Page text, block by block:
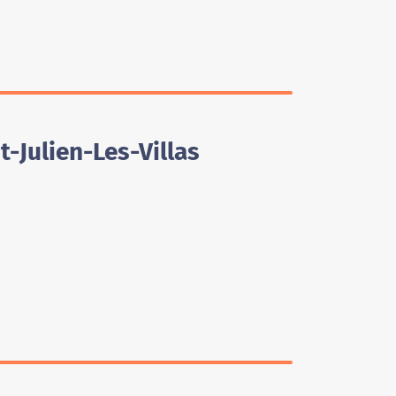
Julien-Les-Villas